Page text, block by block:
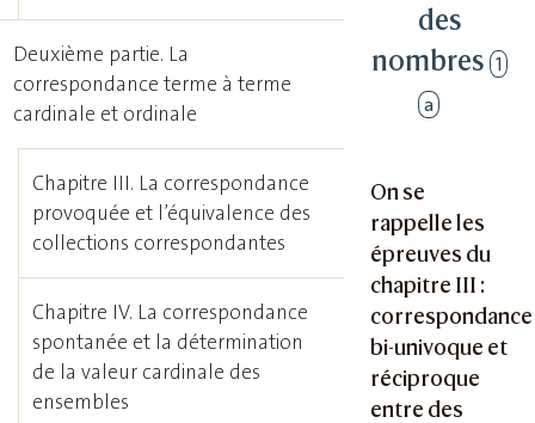
des
nombres 1
a
On se
rappelle les
épreuves du
chapitre III :
correspondance
bi-univoque et
réciproque
entre des
Deuxième partie. La
correspondance terme à terme
cardinale et ordinale
Chapitre III. La correspondance
provoquée et l’équivalence des
collections correspondantes
Chapitre IV. La correspondance
spontanée et la détermination
de la valeur cardinale des
ensembles